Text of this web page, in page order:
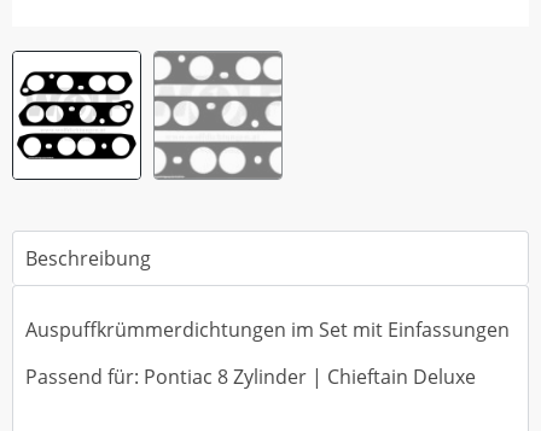
Beschreibung
Auspuffkrümmerdichtungen im Set mit Einfassungen
Passend für: Pontiac 8 Zylinder | Chieftain Deluxe